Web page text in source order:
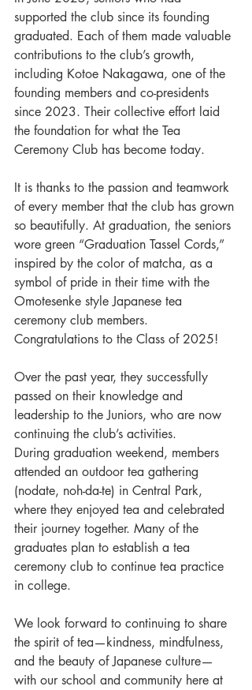
supported the club since its founding
graduated. Each of them made valuable
contributions to the club’s growth,
including Kotoe Nakagawa, one of the
founding members and co-presidents
since 2023. Their collective effort laid
the foundation for what the Tea
Ceremony Club has become today.
It is thanks to the passion and teamwork
of every member that the club has grown
so beautifully. At graduation, the seniors
wore green “Graduation Tassel Cords,”
inspired by the color of matcha, as a
symbol of pride in their time with the
Omotesenke style Japanese tea
ceremony club members.
Congratulations to the Class of 2025!
Over the past year, they successfully
passed on their knowledge and
leadership to the Juniors, who are now
continuing the club’s activities.
During graduation weekend, members
attended an outdoor tea gathering
(nodate, noh-da-te) in Central Park,
where they enjoyed tea and celebrated
their journey together. Many of the
graduates plan to establish a tea
ceremony club to continue tea practice
in college.
We look forward to continuing to share
the spirit of tea—kindness, mindfulness,
and the beauty of Japanese culture—
with our school and community here at